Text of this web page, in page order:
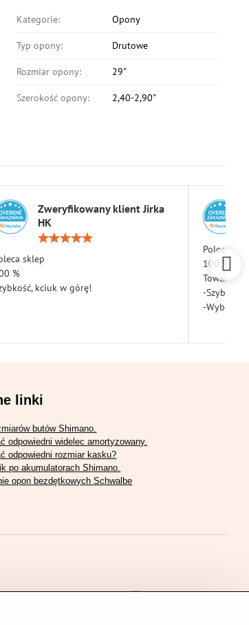
Kategorie: Opony
Typ opony: Drutowe
Rozmiar opony: 29"
Szerokość opony: 2,40-2,90"
Zweryfikowany klient Jirka
HK
sklep
%
kciuk w górę!
Poleca
100 %
Towar
-Szybkość
-Wybór
linki
butów Shimano.
odpowiedni widelec amortyzowany.
odpowiedni rozmiar kasku?
po akumulatorach Shimano.
opon bezdętkowych Schwalbe